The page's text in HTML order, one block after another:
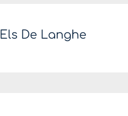
Els De Langhe